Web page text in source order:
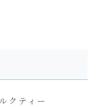
クティー